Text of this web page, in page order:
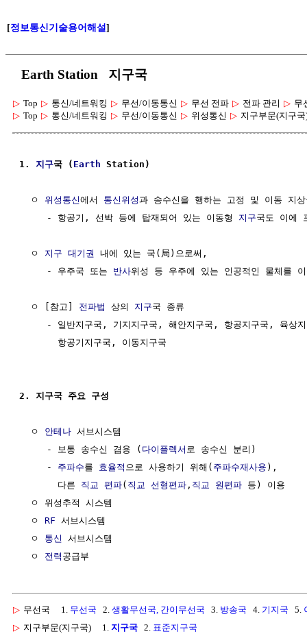
[정보통신기술용어해설]
Earth Station 지구국
▷ Top ▷ 통신/네트워킹 ▷ 무선/이동통신 ▷ 무선 전파 ▷ 전파 관리 ▷ 무
▷ Top ▷ 통신/네트워킹 ▷ 무선/이동통신 ▷ 위성통신 ▷ 지구부문(지구국
1. 지구국 ( Earth Station)
  ㅇ
위성통신에서 통신위성과 송수신을 행하는 고정 및 이동 지상
     - 항공기, 선박 등에 탑재되어 있는 이동형
지구국도 이에
  ㅇ
지구 대기권
내에 있는 국(局)으로써,
     - 우주국 또는
반사위성 등 우주에 있는 인공적인 물체를
  ㅇ [참고]
전파법 상의 지구국 종류
- 일반지구국, 기지지구국, 해안지구국, 항공지구국, 육상
       항공기지구국, 이동지구국
2. 지구국 주요 구성
  ㅇ
안테나 서브시스템
     - 보통 송수신 겸용 (
다이플렉서 로 송수신 분리)
     -
주파수를 효율적 으로 사용하기 위해( 주파수재사용 ),
       다른
직교 편파( 직교 선형편파 , 직교 원편파 등) 이용
  ㅇ 위성추적 시스템
  ㅇ
RF 서브시스템
  ㅇ
통신
서브시스템
  ㅇ
전력
▷ 무선국 1. 무선국 2. 생활무선국, 간이무선국 3. 방송국 4. 기지국 5.
▷ 지구부문(지구국) 1. 지구국 2. 표준지구국